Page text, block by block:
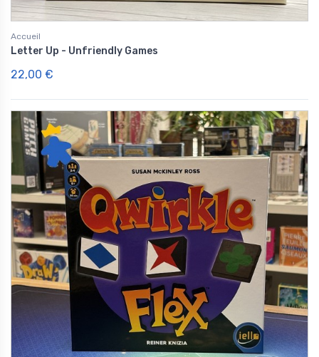
Accueil
Letter Up - Unfriendly Games
22,00 €